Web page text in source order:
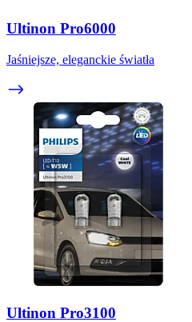
Ultinon Pro6000
Jaśniejsze, eleganckie światła
Ultinon Pro3100